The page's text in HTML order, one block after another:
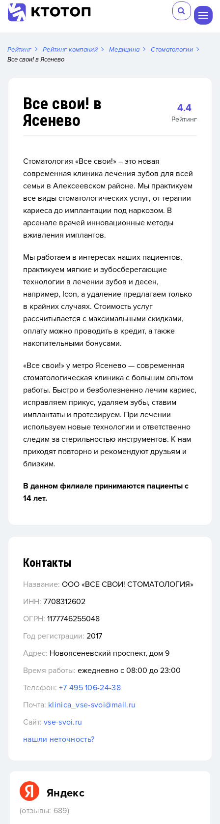
Рейтинг Рейтинг компаний Медицина
Стоматологии
Все свои! в Ясенево
Все свои! в
Ясенево
4.4
Рейтинг
Стоматология «Все свои!» – это новая
современная клиника лечения зубов для всей
семьи в Алексеевском районе. Мы практикуем
все виды стоматологических услуг, от терапии
кариеса до имплантации под наркозом. В
арсенале врачей инновационные методы
вживления имплантов.
Мы работаем в интересах наших пациентов,
практикуем мягкие и зубосберегающие
технологии в лечении зубов и десен,
например, Icon, а удаление предлагаем только
в крайних случаях. Стоимость услуг
рассчитывается с максимальными скидками,
оплату можно проводить в кредит, а также
накопительными бонусами.
«Все свои!» у метро Ясенево — современная
стоматологическая клиника с большим опытом
работы. Быстро и безболезненно лечим кариес,
исправляем прикус, удаляем зубы, ставим
имплантаты и протезируем. При лечении
используем новые технологии и ответственно
следим за стерильностью инструментов. К нам
приходят повторно и рекомендуют друзьям и
близким.
В данном филиале принимаются пациенты с
14 лет.
Контакты
Название: OOO «ВСЕ СВОИ! СТОМАТОЛОГИЯ»
ИНН: 7708312602
ОГРН: 1177746255048
Год регистрации: 2017
Адрес: Новоясеневский проспект, дом 9
Время работы: ежедневно с 08:00 до 23:00
Телефон: +7 495 106-24-38
Почта: klinica_vse-svoi@mail.ru
Сайт: vse-svoi.ru
нашли неточность?
Яндекс
(отзывы: 689)